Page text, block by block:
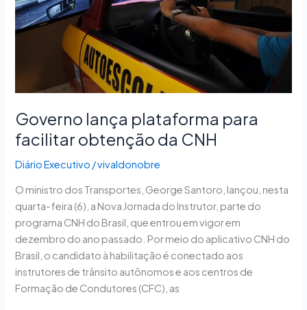
Governo lança plataforma para
facilitar obtenção da CNH
Diário Executivo /vivaldonobre
O ministro dos Transportes, George Santoro, lançou, nesta
quarta-feira (6), a Nova Jornada do Instrutor, parte do
programa CNH do Brasil, que entrou em vigor em
dezembro do ano passado. Por meio do aplicativo CNH do
Brasil, o candidato à habilitação é conectado aos
instrutores de trânsito autônomos e aos centros de
Formação de Condutores (CFC), as
obtenção
da